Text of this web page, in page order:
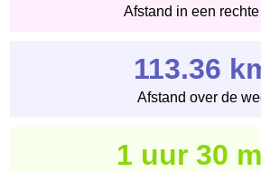
Afstand in een
113.36
Afstand over de
1 uur 30